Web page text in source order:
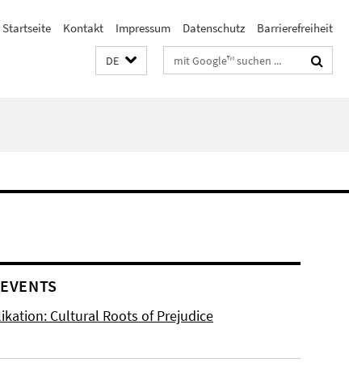
Startseite Kontakt Impressum Datenschutz Barrierefreiheit
DE Suchbegriffe
Cultural Roots of Prejudice